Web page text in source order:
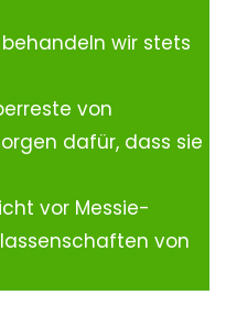
wir stets
von
dafür, dass sie
vor Messie-
von